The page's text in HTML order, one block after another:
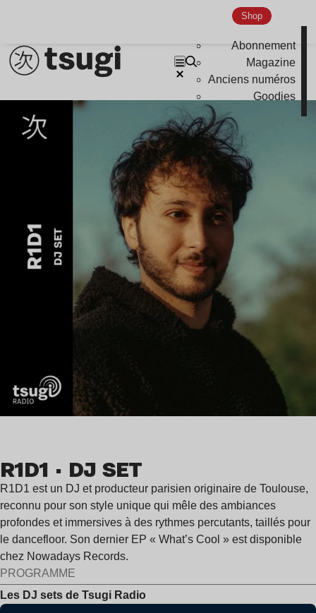
Shop
Abonnement
Magazine
Anciens numéros
Goodies
R1D1 · DJ SET
R1D1 est un DJ et producteur parisien originaire de Toulouse,
reconnu pour son style unique qui mêle des ambiances
profondes et immersives à des rythmes percutants, taillés pour
le dancefloor. Son dernier EP « What’s Cool » est disponible
chez Nowadays Records.
PROGRAMME
Les DJ sets de Tsugi Radio